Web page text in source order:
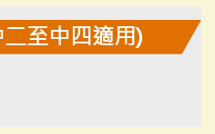
至中四適用)